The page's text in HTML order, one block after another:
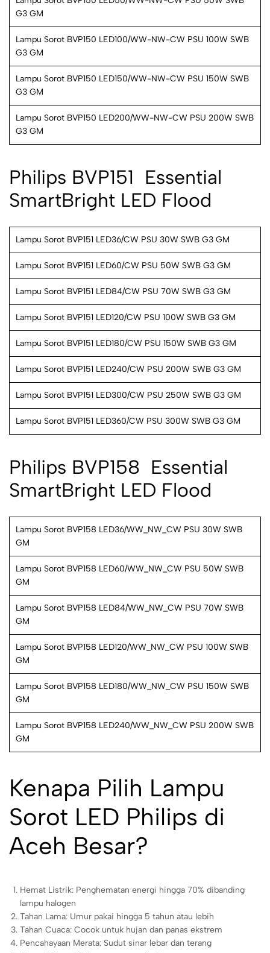
G3 GM
Lampu Sorot BVP150 LED100/WW-NW-CW PSU 100W SWB
G3 GM
Lampu Sorot BVP150 LED150/WW-NW-CW PSU 150W SWB
G3 GM
Lampu Sorot BVP150 LED200/WW-NW-CW PSU 200W SWB
G3 GM
Philips BVP151  Essential
SmartBright LED Flood
Lampu Sorot BVP151 LED36/CW PSU 30W SWB G3 GM
Lampu Sorot BVP151 LED60/CW PSU 50W SWB G3 GM
Lampu Sorot BVP151 LED84/CW PSU 70W SWB G3 GM
Lampu Sorot BVP151 LED120/CW PSU 100W SWB G3 GM
Lampu Sorot BVP151 LED180/CW PSU 150W SWB G3 GM
Lampu Sorot BVP151 LED240/CW PSU 200W SWB G3 GM
Lampu Sorot BVP151 LED300/CW PSU 250W SWB G3 GM
Lampu Sorot BVP151 LED360/CW PSU 300W SWB G3 GM
Philips BVP158  Essential
SmartBright LED Flood
Lampu Sorot BVP158 LED36/WW_NW_CW PSU 30W SWB
GM
Lampu Sorot BVP158 LED60/WW_NW_CW PSU 50W SWB
GM
Lampu Sorot BVP158 LED84/WW_NW_CW PSU 70W SWB
GM
Lampu Sorot BVP158 LED120/WW_NW_CW PSU 100W SWB
GM
Lampu Sorot BVP158 LED180/WW_NW_CW PSU 150W SWB
GM
Lampu Sorot BVP158 LED240/WW_NW_CW PSU 200W SWB
GM
Kenapa Pilih Lampu
Sorot LED Philips di
Aceh Besar?
Hemat Listrik: Penghematan energi hingga 70% dibanding
lampu halogen
Tahan Lama: Umur pakai hingga 5 tahun atau lebih
Tahan Cuaca: Cocok untuk hujan dan panas ekstrem
Pencahayaan Merata: Sudut sinar lebar dan terang